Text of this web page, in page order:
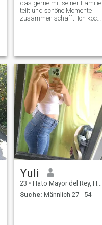
das gerne mit seiner Familie
teilt und schöne Momente
zusammen schafft. Ich koche
Yuli
23 • Hato Mayor del Rey, Hato Mayor, Dom. Rep.
Suche: Männlich 27 - 54